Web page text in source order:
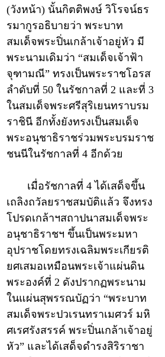
(วังหน้า) นั้นกิตติพงษ์ วิโรจน์ธร
รมากูรอธิบายว่า พระบาท
สมเด็จพระปิ่นเกล้าเจ้าอยู่หัว มี
พระนามเดิมว่า “สมเด็จเจ้าฟ้า
จุฑามณี” ทรงเป็นพระราชโอรส
ลำดับที่ 50 ในรัชกาลที่ 2 และที่ 3
ในสมเด็จพระศรีสุริเยนทราบรม
ราชินี อีกทั้งยังทรงเป็นสมเด็จ
พระอนุชาธิราชร่วมพระบรมราช
ชนนีในรัชกาลที่ 4 อีกด้วย
เมื่อรัชกาลที่ 4 ได้เสด็จขึ้น
เถลิงถวัลยราชสมบัติแล้ว จึงทรง
โปรดเกล้าฯสถาปนาสมเด็จพระ
อนุชาธิราชฯ ขึ้นเป็นพระมหา
อุปราชโดยทรงเฉลิมพระเกียรติ
ยศเสมอเหมือนพระเจ้าแผ่นดิน
พระองค์ที่ 2 ดังปรากฏพระนาม
ในแผ่นสุพรรณบัฏว่า “พระบาท
สมเด็จพระปวเรนทราเมศวร์ มหิ
ศเรศรังสรรค์ พระปิ่นเกล้าเจ้าอยู่
หัว” และได้เสด็จดำรงสิริราชา